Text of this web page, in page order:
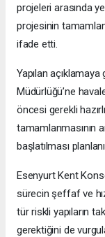
projeleri arasında
projesinin
ifade etti.
Yapılan açıklamaya
Müdürlüğü’ne
öncesi gerekli
tamamlanmasının
başlatılması
Esenyurt Kent
sürecin şeffaf ve
tür riskli yapıların
gerektiğini de